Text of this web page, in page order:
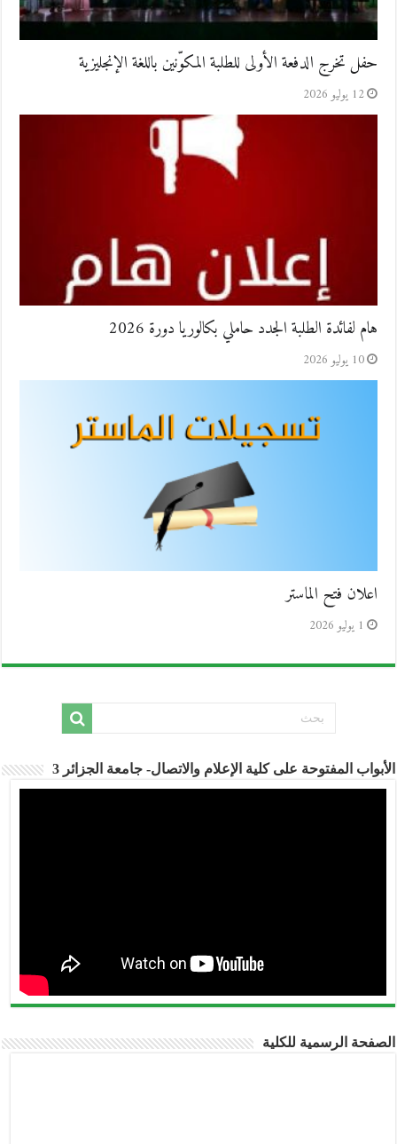
حفل تخرج الدفعة الأولى للطلبة المكوّنين باللغة الإنجليزية
12 يوليو 2026
هام لفائدة الطلبة الجدد حاملي بكالوريا دورة 2026
10 يوليو 2026
اعلان فتح الماستر
1 يوليو 2026
الأبواب المفتوحة على كلية الإعلام والاتصال- جامعة الجزائر 3
الصفحة الرسمية للكلية